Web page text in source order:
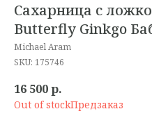
Сахарница с
Butterfly Ginkgo
Michael Aram
SKU: 175746
16 500р.
Out of stock